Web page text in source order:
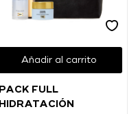
Añadir al carrito
PACK FULL
HIDRATACIÓN